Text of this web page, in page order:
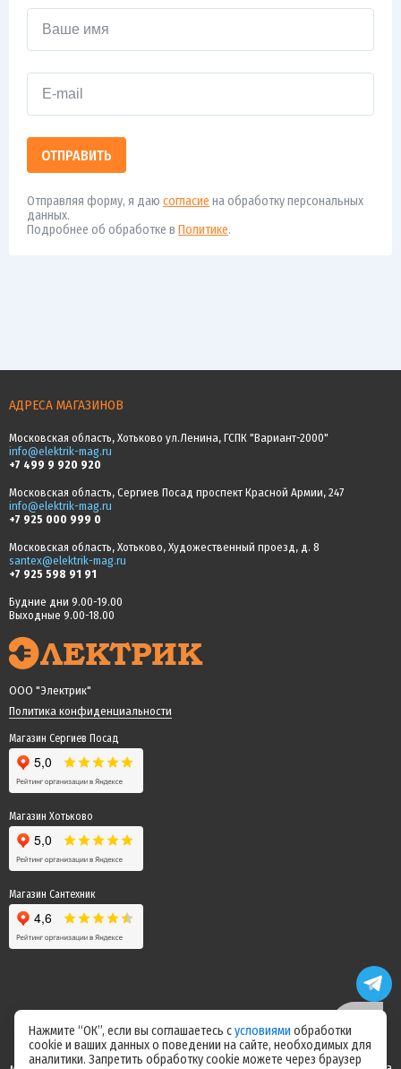
ОТПРАВИТЬ
Отправляя форму, я даю согласие на обработку персональных
данных.
Подробнее об обработке в Политике.
АДРЕСА МАГАЗИНОВ
Московская область, Хотьково ул.Ленина, ГСПК "Вариант-2000"
info@elektrik-mag.ru
+7 499 9 920 920
Московская область, Сергиев Посад проспект Красной Армии, 247
info@elektrik-mag.ru
+7 925 000 999 0
Московская область, Хотьково, Художественный проезд, д. 8
santex@elektrik-mag.ru
+7 925 598 91 91
Будние дни 9.00-19.00
Выходные 9.00-18.00
ООО "Электрик"
Политика конфиденциальности
Магазин Сергиев Посад
Магазин Хотьково
Магазин Сантехник
Цены на сайте не являются офертой! Актуальные цены уточняйте у
Нажмите “ОК”, если вы соглашаетесь сусловиями обработки
cookie и ваших данных о поведении на сайте, необходимых для
аналитики. Запретить обработку cookie можете через браузер